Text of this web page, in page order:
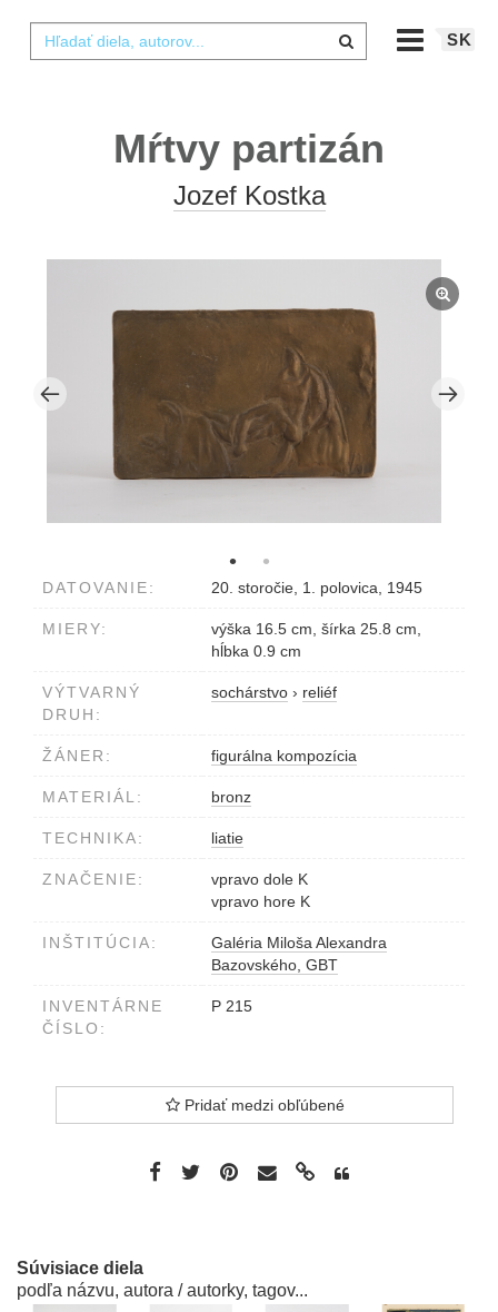
SK
Mŕtvy partizán
Jozef Kostka
DATOVANIE: 20. storočie, 1. polovica, 1945
MIERY:
výška 16.5 cm, šírka 25.8 cm,
hĺbka 0.9 cm
VÝTVARNÝ
DRUH:
sochárstvo › reliéf
ŽÁNER: figurálna kompozícia
MATERIÁL: bronz
TECHNIKA: liatie
ZNAČENIE:
vpravo dole K
vpravo hore K
INŠTITÚCIA:
Galéria Miloša Alexandra
Bazovského, GBT
INVENTÁRNE
ČÍSLO:
P 215
Pridať medzi obľúbené
Súvisiace diela
podľa názvu, autora / autorky, tagov...